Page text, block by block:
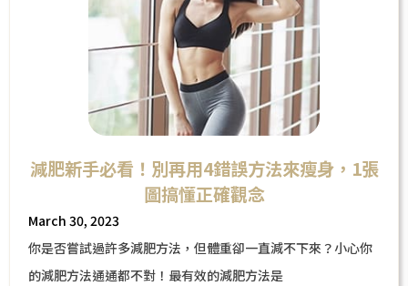
減肥新手必看！別再用4錯誤方法來瘦身，1張
圖搞懂正確觀念
March 30, 2023
你是否嘗試過許多減肥方法，但體重卻一直減不下來？小心你
的減肥方法通通都不對！最有效的減肥方法是